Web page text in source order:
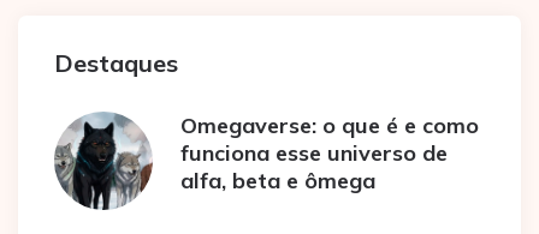
Destaques
Omegaverse: o que é e como
funciona esse universo de
alfa, beta e ômega